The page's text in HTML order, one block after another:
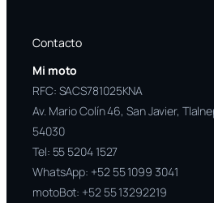
Contacto
Mi moto
RFC: SACS781025KNA
Av. Mario Colín 46, San Javier,
54030
Tel: 55 5204 1527
WhatsApp: +52 55 1099 3041
motoBot: +52 55 13292219